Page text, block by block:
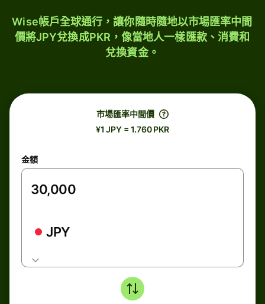
Wise帳戶全球通行，讓你隨時隨地以市場匯率中間
價將JPY兌換成PKR，像當地人一樣匯款、消費和
兌換資金。
市場匯率中間價
¥1 JPY = 1.760 PKR
金額
JPY